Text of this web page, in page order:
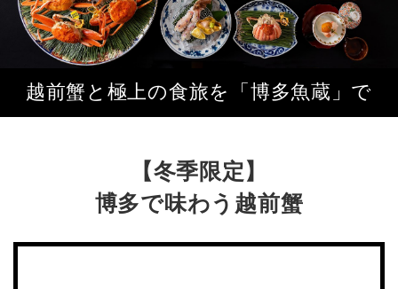
越前蟹と極上の食旅を「博多魚蔵」で
【冬季限定】
博多で味わう越前蟹